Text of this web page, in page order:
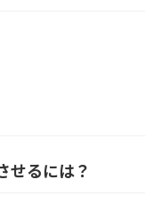
せるには？